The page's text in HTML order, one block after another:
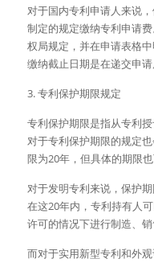
对于国内专利申请人来说
制定的规定缴纳专利申请
权局规定，并在申请表格
缴纳截止日期是在递交申请
3. 专利保护期限规定
专利保护期限是指从专利
对于专利保护期限的规定
限为20年，但具体的期限
对于发明专利来说，保护
在这20年内，专利持有人
许可的情况下进行制造、销
而对于实用新型专利和外